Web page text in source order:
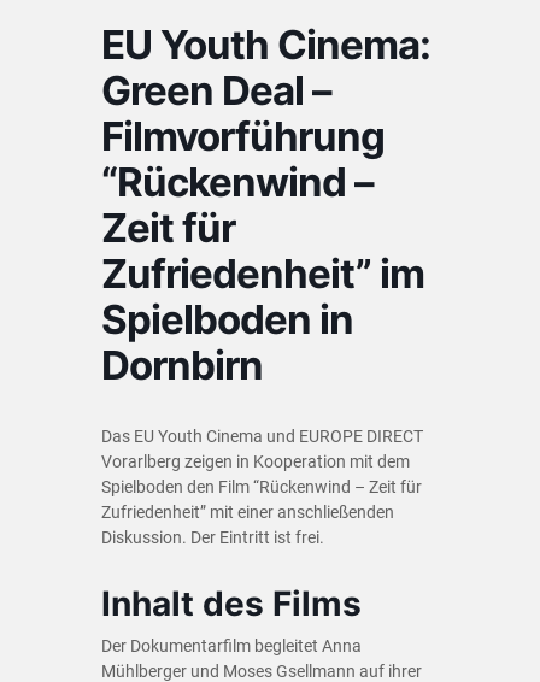
EU Youth Cinema:
Green Deal –
Filmvorführung
“Rückenwind –
Zeit für
Zufriedenheit” im
Spielboden in
Dornbirn
Das EU Youth Cinema und EUROPE DIRECT
Vorarlberg zeigen in Kooperation mit dem
Spielboden den Film “Rückenwind – Zeit für
Zufriedenheit” mit einer anschließenden
Diskussion. Der Eintritt ist frei.
Inhalt des Films
Der Dokumentarfilm begleitet Anna
Mühlberger und Moses Gsellmann auf ihrer